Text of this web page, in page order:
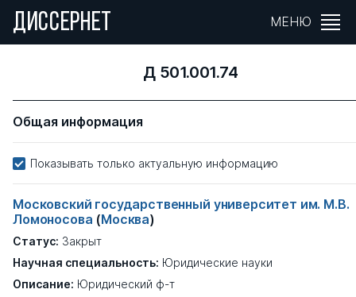
ДИССЕРНЕТ МЕНЮ
Д 501.001.74
Общая информация
Показывать только актуальную информацию
Московский государственный университет им. М.В.
Ломоносова (Москва)
Статус: Закрыт
Научная специальность: Юридические науки
Описание: Юридический ф-т